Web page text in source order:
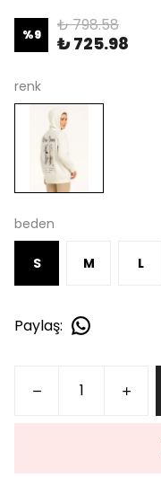
%9 ₺ 798.58
₺ 725.98
renk
beden
S M L
Paylaş: